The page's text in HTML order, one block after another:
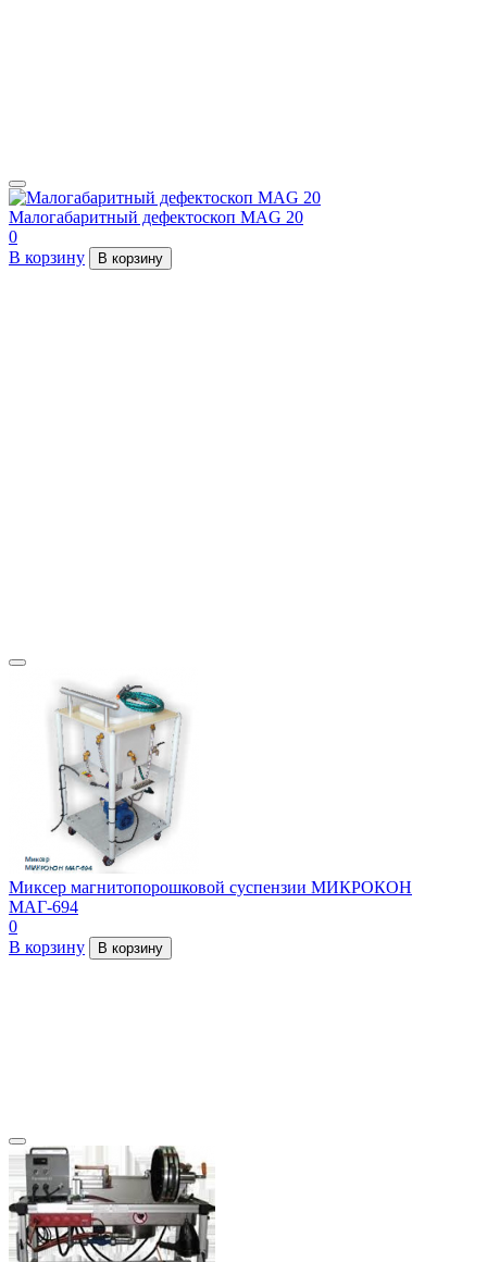
Малогабаритный дефектоскоп MAG 20
0
В корзину
В корзину
Миксер магнитопорошковой суспензии МИКРОКОН
МАГ-694
0
В корзину
В корзину